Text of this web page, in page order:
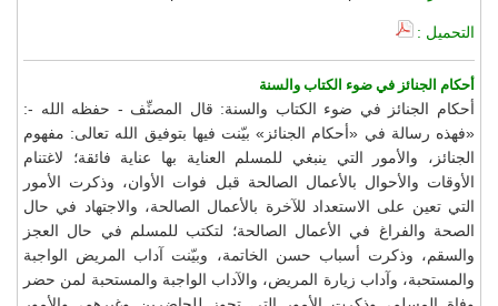
التحميل :
أحكام الجنائز في ضوء الكتاب والسنة
أحكام الجنائز في ضوء الكتاب والسنة: قال المصنِّف - حفظه الله -:
«فهذه رسالة في «أحكام الجنائز» بيّنت فيها بتوفيق الله تعالى: مفهوم
الجنائز، والأمور التي ينبغي للمسلم العناية بها عناية فائقة؛ لاغتنام
الأوقات والأحوال بالأعمال الصالحة قبل فوات الأوان، وذكرت الأمور
التي تعين على الاستعداد للآخرة بالأعمال الصالحة، والاجتهاد في حال
الصحة والفراغ في الأعمال الصالحة؛ لتكتب للمسلم في حال العجز
والسقم، وذكرت أسباب حسن الخاتمة، وبيّنت آداب المريض الواجبة
والمستحبة، وآداب زيارة المريض، والآداب الواجبة والمستحبة لمن حضر